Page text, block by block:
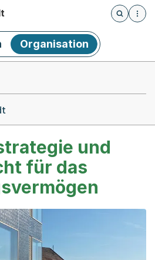
Öffnet
Organisation
und
für das